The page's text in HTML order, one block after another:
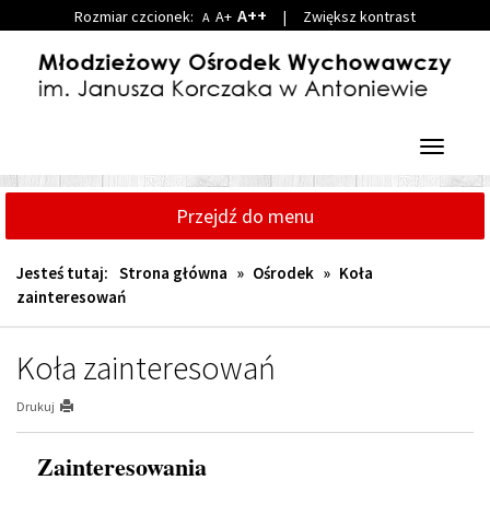
głównej
wyszukiwarki
Rozmiar czcionek: A A+ A++ | Zwiększ kontrast
Przełącz
Przejdź do menu
Jesteś tutaj: Strona główna » Ośrodek » Koła
zainteresowań
Koła zainteresowań
Drukuj
Zainteresowania